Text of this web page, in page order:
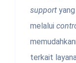
support
melalui
terkait